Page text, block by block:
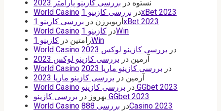
نستوه در بررسی کازینو پارامتر 2023
World Casino
دربررسی کازینو 1xBet 2023
آریوبرزن در
بررسی کازینو 1xBet 2023
World Casino
درکازینو 1Win
رامتین در
کازینو 1Win
World Casino
در بررسی کازینو لوکس 2023
آرمین در بررسی کازینو لوکس 2023
World Casino
در بررسی کازینو ماریا 2023
آرمین در بررسی کازینو ماریا 2023
World Casino
در بررسی کازینو GGbet 2023
بهروز در
بررسی کازینو GGbet 2023
World Casino
دربررسی 888Casino 2023